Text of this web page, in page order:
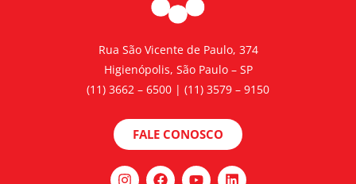
Rua São Vicente de Paulo, 374
Higienópolis, São Paulo – SP
(11) 3662 – 6500 | (11) 3579 – 9150
FALE CONOSCO